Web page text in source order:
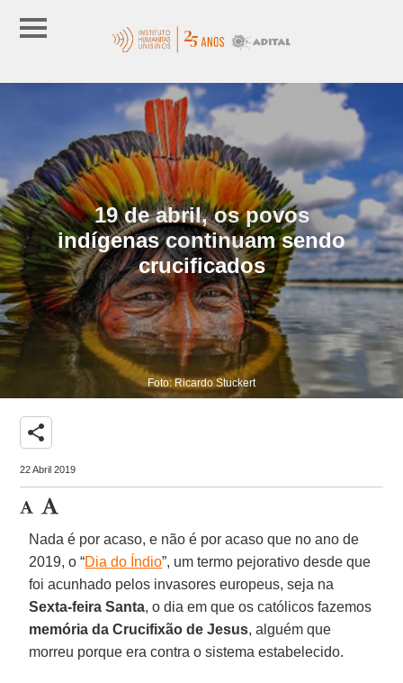
19 de abril, os povos
indígenas continuam sendo
crucificados
Foto: Ricardo Stuckert
share
22 Abril 2019
Nada é por acaso, e não é por acaso que no ano de
2019, o “Dia do Índio”, um termo pejorativo desde que
foi acunhado pelos invasores europeus, seja na
Sexta-feira Santa, o dia em que os católicos fazemos
memória da Crucifixão de Jesus, alguém que
morreu porque era contra o sistema estabelecido.